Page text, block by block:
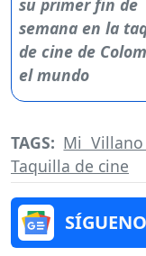
TAGS: Mi
Taquilla de cine